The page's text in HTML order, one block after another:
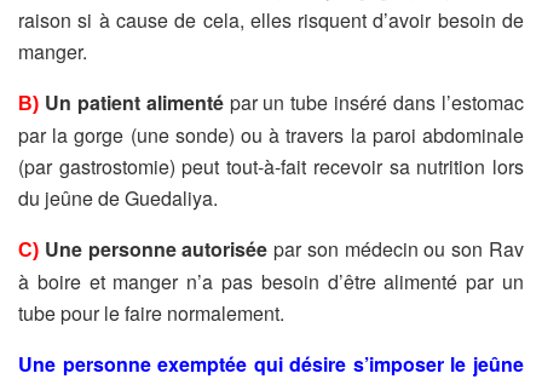
raison si à cause de cela, elles risquent d’avoir besoin de
manger.
B) Un patient alimentépar un tube inséré dans l’estomac
par la gorge (une sonde) ou à travers la paroi abdominale
(par gastrostomie) peut tout-à-fait recevoir sa nutrition lors
du jeûne de Guedaliya.
C) Une personne autorisée par son médecin ou son Rav
à boire et manger n’a pas besoin d’être alimenté par un
tube pour le faire normalement.
Une personne exemptée qui désire s’imposer le jeûne